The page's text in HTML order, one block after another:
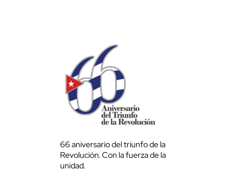
66 aniversario del triunfo de la
Revolución. Con la fuerza de la
unidad.